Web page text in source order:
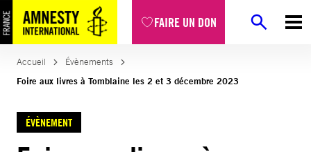
FAIRE UN DON
Accueil
Évènements
Foire aux livres à Tomblaine les 2 et 3 décembre 2023
ÉVÈNEMENT